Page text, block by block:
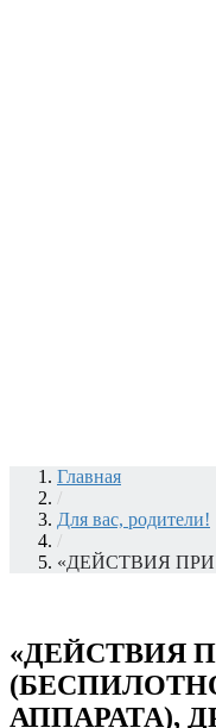
Главная
/
Для вас, родители!
/
«ДЕЙСТВИЯ
«ДЕЙСТВИЯ
АППАРАТА),